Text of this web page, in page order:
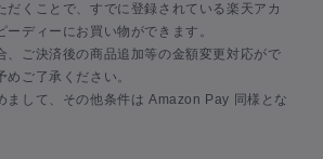
だくことで、すでに登録されている楽天アカ
ーディーにお買い物ができます。
ご決済後の商品追加等の金額変更対応がで
ご了承ください。
まして、その他条件は Amazon Pay 同様とな